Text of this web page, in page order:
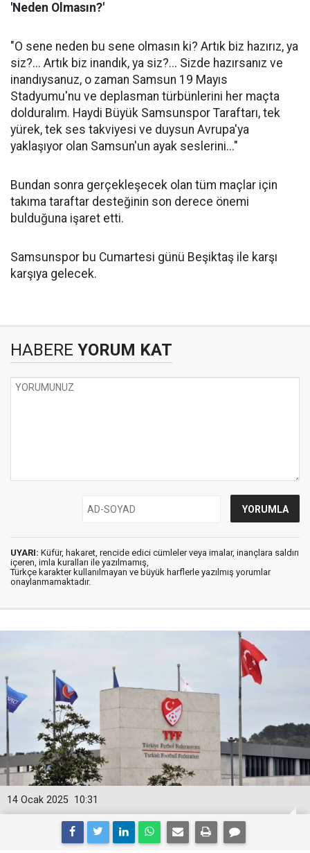
'Neden Olmasın?'
"O sene neden bu sene olmasın ki? Artık biz hazırız, ya
siz?... Artık biz inandık, ya siz?... Sizde hazırsanız ve
inandıysanuz, o zaman Samsun 19 Mayıs
Stadyumu'nu ve deplasman türbünlerini her maçta
dolduralım. Haydi Büyük Samsunspor Taraftarı, tek
yürek, tek ses takviyesi ve duysun Avrupa'ya
yaklaşıyor olan Samsun'un ayak seslerini..."
Bundan sonra gerçekleşecek olan tüm maçlar için
takıma taraftar desteğinin son derece önemi
bulduğuna işaret etti.
Samsunspor bu Cumartesi günü Beşiktaş ile karşı
karşıya gelecek.
HABERE YORUM KAT
UYARI: Küfür, hakaret, rencide edici cümleler veya imalar, inançlara saldırı
içeren, imla kuralları ile yazılmamış,
Türkçe karakter kullanılmayan ve büyük harflerle yazılmış yorumlar
onaylanmamaktadır.
10:31
14 Ocak 2025